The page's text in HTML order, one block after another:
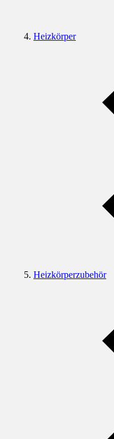
Heizkörper
Heizkörperzubehör